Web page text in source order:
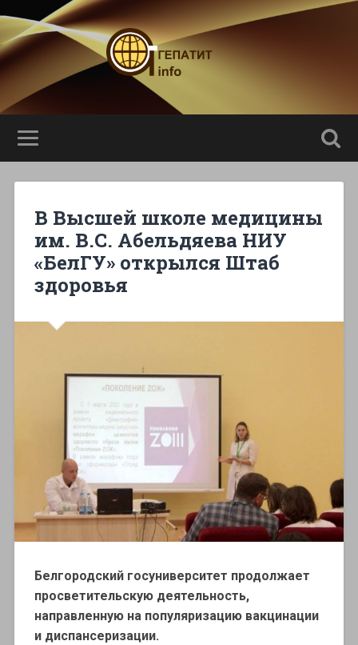
В Высшей школе медицины
им. В.С. Абельдяева НИУ
«БелГУ» открылся Штаб
здоровья
Белгородский госуниверситет продолжает
просветительскую деятельность,
направленную на популяризацию вакцинации
и диспансеризации.